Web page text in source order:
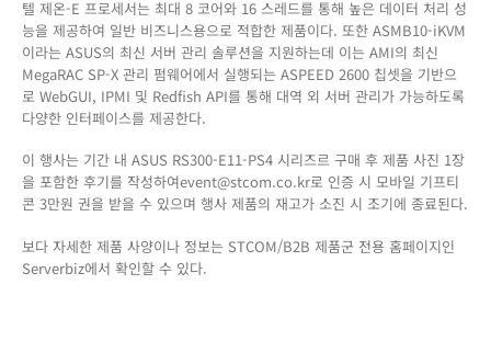
텔 제온-E 프로세서는 최대 8 코어와 16 스레드를 통해 높은 데이터 처리 성
능을 제공하여 일반 비즈니스용으로 적합한 제품이다. 또한 ASMB10-iKVM
이라는 ASUS의 최신 서버 관리 솔루션을 지원하는데 이는 AMI의 최신
MegaRAC SP-X 관리 펌웨어에서 실행되는 ASPEED 2600 칩셋을 기반으
로 WebGUI, IPMI 및 Redfish API를 통해 대역 외 서버 관리가 가능하도록
다양한 인터페이스를 제공한다.
이 행사는 기간 내 ASUS RS300-E11-PS4 시리즈르 구매 후 제품 사진 1장
을 포함한 후기를 작성하여event@stcom.co.kr로 인증 시 모바일 기프티
콘 3만원 권을 받을 수 있으며 행사 제품의 재고가 소진 시 조기에 종료된다.
보다 자세한 제품 사양이나 정보는 STCOM/B2B 제품군 전용 홈페이지인
Serverbiz에서 확인할 수 있다.